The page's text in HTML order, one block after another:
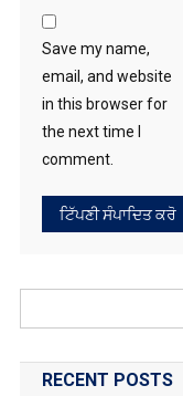
Save my name,
email, and website
in this browser for
the next time I
comment.
RECENT POSTS